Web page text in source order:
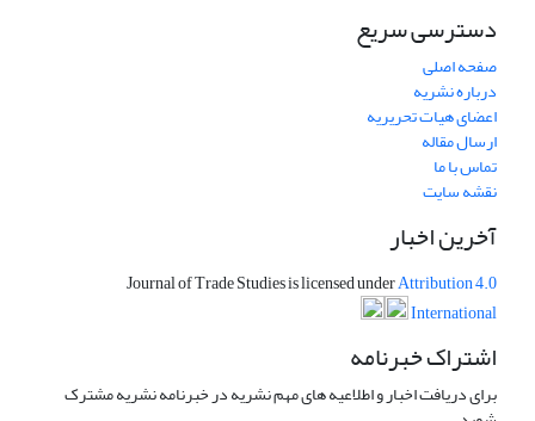
دسترسی سریع
صفحه اصلی
درباره نشریه
اعضای هیات تحریریه
ارسال مقاله
تماس با ما
نقشه سایت
آخرین اخبار
Journal of Trade Studies is licensed underAttribution 4.0
International
اشتراک خبرنامه
برای دریافت اخبار و اطلاعیه های مهم نشریه در خبرنامه نشریه مشترک